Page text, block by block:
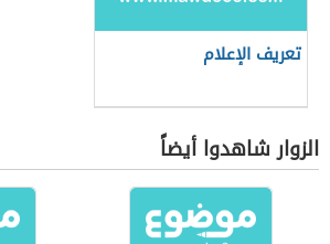
تعريف الإعلام
الزوار شاهدوا أيضاً